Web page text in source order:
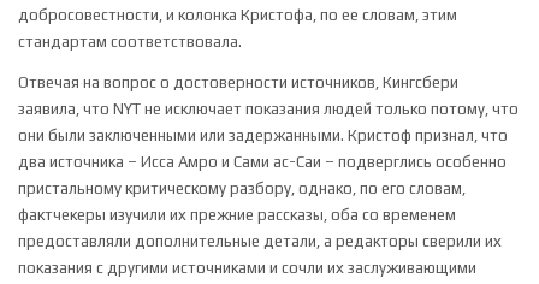
добросовестности, и колонка Кристофа, по ее словам, этим
стандартам соответствовала.
Отвечая на вопрос о достоверности источников, Кингсбери
заявила, что NYT не исключает показания людей только потому, что
они были заключенными или задержанными. Кристоф признал, что
два источника – Исса Амро и Сами ас-Саи – подверглись особенно
пристальному критическому разбору, однако, по его словам,
фактчекеры изучили их прежние рассказы, оба со временем
предоставляли дополнительные детали, а редакторы сверили их
показания с другими источниками и сочли их заслуживающими